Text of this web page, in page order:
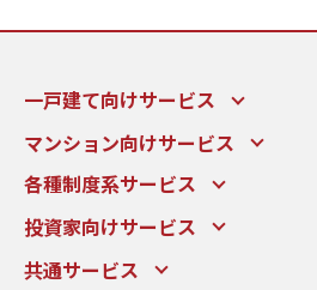
一戸建て向けサービス
マンション向けサービス
各種制度系サービス
投資家向けサービス
共通サービス